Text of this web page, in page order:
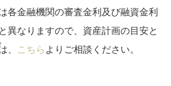
各金融機関の審査金利及び融資金利
異なりますので、資産計画の目安と
、
こちら よりご相談ください。